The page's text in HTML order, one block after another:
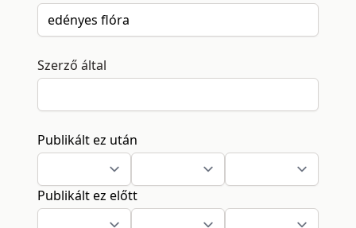
Szerző által
Publikált ez után
Publikált ez előtt